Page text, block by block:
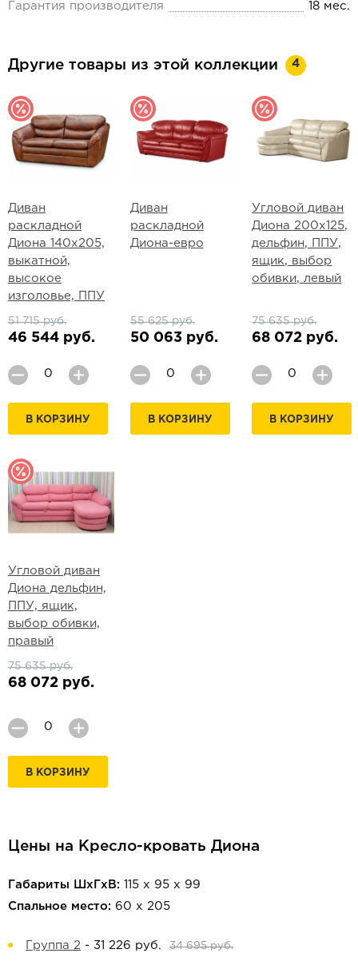
Гарантия производителя 18 мес.
Другие товары из этой коллекции 4
Диван
раскладной
Диона 140х205,
выкатной,
высокое
изголовье, ППУ
51 715 руб.
46 544 руб.
В КОРЗИНУ
Диван
раскладной
Диона-евро
55 625 руб.
50 063 руб.
В КОРЗИНУ
Угловой диван
Диона 200х125,
дельфин, ППУ,
ящик, выбор
обивки, левый
75 635 руб.
68 072 руб.
В КОРЗИНУ
Угловой диван
Диона дельфин,
ППУ, ящик,
выбор обивки,
правый
75 635 руб.
68 072 руб.
В КОРЗИНУ
Цены на Кресло-кровать Диона
Габариты ШхГхВ: 115 х 95 х 99
Спальное место: 60 х 205
Группа 2 - 31 226 руб. 34 695 руб.